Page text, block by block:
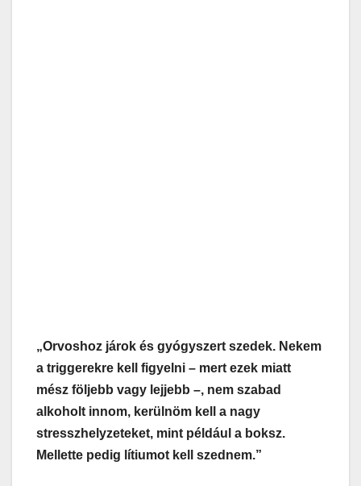
„Orvoshoz járok és gyógyszert szedek. Nekem
a triggerekre kell figyelni – mert ezek miatt
mész följebb vagy lejjebb –, nem szabad
alkoholt innom, kerülnöm kell a nagy
stresszhelyzeteket, mint például a boksz.
Mellette pedig lítiumot kell szednem.”